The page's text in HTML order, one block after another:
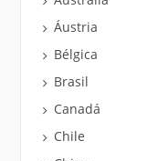
Áustria
Bélgica
Brasil
Canadá
Chile